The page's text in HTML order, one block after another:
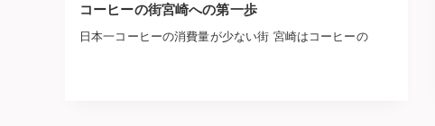
コーヒーの街宮崎への第一歩
日本一コーヒーの消費量が少ない街 宮崎はコーヒーの